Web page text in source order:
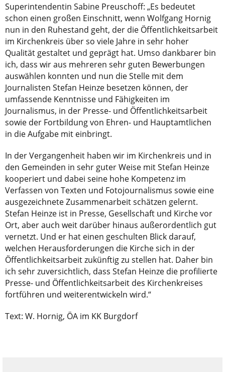
Superintendentin Sabine Preuschoff: „Es bedeutet
schon einen großen Einschnitt, wenn Wolfgang Hornig
nun in den Ruhestand geht, der die Öffentlichkeitsarbeit
im Kirchenkreis über so viele Jahre in sehr hoher
Qualität gestaltet und geprägt hat. Umso dankbarer bin
ich, dass wir aus mehreren sehr guten Bewerbungen
auswählen konnten und nun die Stelle mit dem
Journalisten Stefan Heinze besetzen können, der
umfassende Kenntnisse und Fähigkeiten im
Journalismus, in der Presse- und Öffentlichkeitsarbeit
sowie der Fortbildung von Ehren- und Hauptamtlichen
in die Aufgabe mit einbringt.
In der Vergangenheit haben wir im Kirchenkreis und in
den Gemeinden in sehr guter Weise mit Stefan Heinze
kooperiert und dabei seine hohe Kompetenz im
Verfassen von Texten und Fotojournalismus sowie eine
ausgezeichnete Zusammenarbeit schätzen gelernt.
Stefan Heinze ist in Presse, Gesellschaft und Kirche vor
Ort, aber auch weit darüber hinaus außerordentlich gut
vernetzt. Und er hat einen geschulten Blick darauf,
welchen Herausforderungen die Kirche sich in der
Öffentlichkeitsarbeit zukünftig zu stellen hat. Daher bin
ich sehr zuversichtlich, dass Stefan Heinze die profilierte
Presse- und Öffentlichkeitsarbeit des Kirchenkreises
fortführen und weiterentwickeln wird.“
Text: W. Hornig, ÖA im KK Burgdorf